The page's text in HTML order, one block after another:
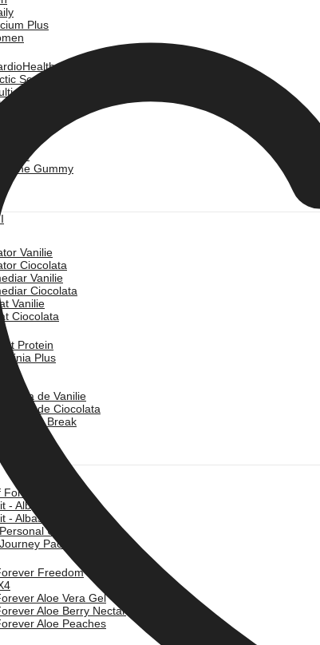
Plus
Sea
Maca
Gummy
Vanilie
Ciocolata
Vanilie
Ciocolata
Vanilie
Ciocolata
Protein
Plus
Ultra de Vanilie
Ultra de Ciocolata
Fast Break
- Alb
- Albastru
Use Pack
Pack
Freedom
Aloe Vera Gel
Aloe Berry Nectar
Aloe Peaches